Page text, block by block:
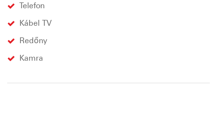
Telefon
Kábel TV
Redőny
Kamra